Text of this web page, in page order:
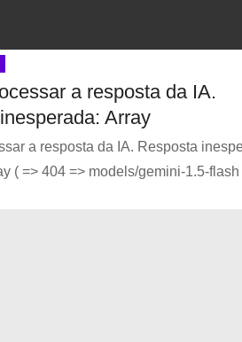
a resposta da IA.
Array
a resposta da IA. Resposta
( => 404 => models/gemini-1.5-